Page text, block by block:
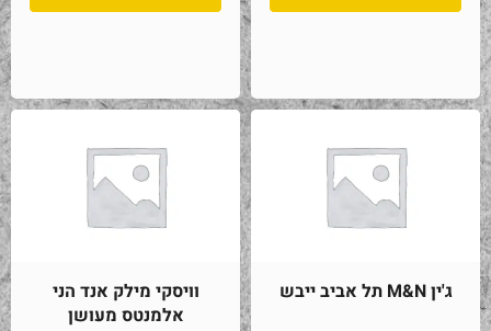
ג'ין M&N תל אביב ייבש
וויסקי מילק אנד הני
אלמנטס מעושן